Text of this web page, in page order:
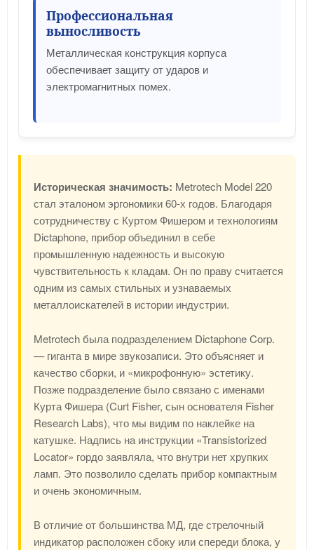
Профессиональная
выносливость
Металлическая конструкция корпуса
обеспечивает защиту от ударов и
электромагнитных помех.
Историческая значимость: Metrotech Model 220
стал эталоном эргономики 60-х годов. Благодаря
сотрудничеству с Куртом Фишером и технологиям
Dictaphone, прибор объединил в себе
промышленную надежность и высокую
чувствительность к кладам. Он по праву считается
одним из самых стильных и узнаваемых
металлоискателей в истории индустрии.
Metrotech была подразделением Dictaphone Corp.
— гиганта в мире звукозаписи. Это объясняет и
качество сборки, и «микрофонную» эстетику.
Позже подразделение было связано с именами
Курта Фишера (Curt Fisher, сын основателя Fisher
Research Labs), что мы видим по наклейке на
катушке. Надпись на инструкции «Transistorized
Locator» гордо заявляла, что внутри нет хрупких
ламп. Это позволило сделать прибор компактным
и очень экономичным.
В отличие от большинства МД, где стрелочный
индикатор расположен сбоку или спереди блока, у